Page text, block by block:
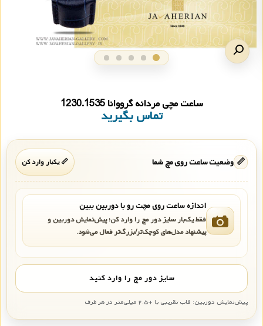
ساعت مچی مردانه گرووانا 1230.1535
تماس بگیرید
📏 وضعیت ساعت روی مچ شما 📏 یکبار وارد کن
اندازه ساعت روی مچت رو با دوربین ببین
فقط یک‌بار سایز دور مچ را وارد کن؛ پیش‌نمایش دوربین و
پیشنهاد مدل‌های کوچک‌تر/بزرگ‌تر فعال می‌شود.
سایز دور مچ را وارد کنید
پیش‌نمایش دوربین: قاب تقریبی با +۲.۵ میلی‌متر در هر طرف